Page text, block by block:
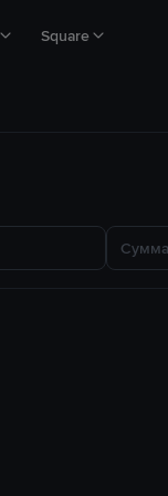
Square